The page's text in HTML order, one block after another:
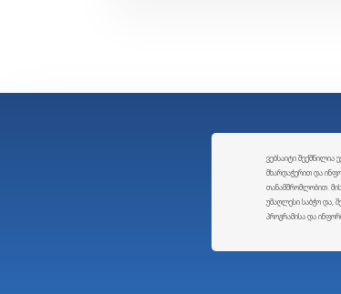
ვებსაიტი შექმნილია
მხარდაჭერით და
თანამშრომლობით.
უმაღლესი საბჭო და,
პროგრამისა და